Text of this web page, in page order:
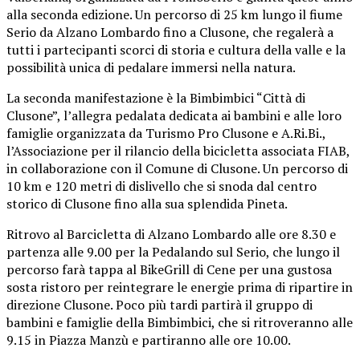
alla seconda edizione. Un percorso di 25 km lungo il fiume
Serio da Alzano Lombardo fino a Clusone, che regalerà a
tutti i partecipanti scorci di storia e cultura della valle e la
possibilità unica di pedalare immersi nella natura.
La seconda manifestazione è la Bimbimbici “Città di
Clusone”, l’allegra pedalata dedicata ai bambini e alle loro
famiglie organizzata da Turismo Pro Clusone e A.Ri.Bi.,
l’Associazione per il rilancio della bicicletta associata FIAB,
in collaborazione con il Comune di Clusone. Un percorso di
10 km e 120 metri di dislivello che si snoda dal centro
storico di Clusone fino alla sua splendida Pineta.
Ritrovo al Barcicletta di Alzano Lombardo alle ore 8.30 e
partenza alle 9.00 per la Pedalando sul Serio, che lungo il
percorso farà tappa al BikeGrill di Cene per una gustosa
sosta ristoro per reintegrare le energie prima di ripartire in
direzione Clusone. Poco più tardi partirà il gruppo di
bambini e famiglie della Bimbimbici, che si ritroveranno alle
9.15 in Piazza Manzù e partiranno alle ore 10.00.